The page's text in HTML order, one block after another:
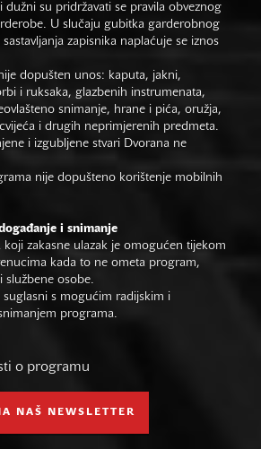
dužni su pridržavati se pravila obveznog
U slučaju gubitka garderobnog
zapisnika naplaćuje se iznos
dopušten unos: kaputa, jakni,
i ruksaka, glazbenih instrumenata,
snimanje, hrane i pića, oružja,
i drugih neprimjerenih predmeta.
i izgubljene stvari Dvorana ne
nije dopušteno korištenje mobilnih
i snimanje
koji zakasne ulazak je omogućen tijekom
kada to ne ometa program,
službene osobe.
suglasni s mogućim radijskim i
programa.
o programu
NAŠ NEWSLETTER